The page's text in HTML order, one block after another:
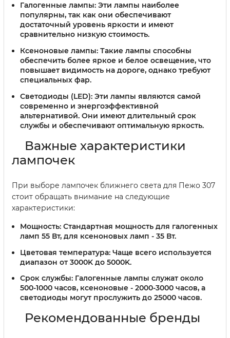
Галогенные лампы: Эти лампы наиболее
популярны, так как они обеспечивают
достаточный уровень яркости и имеют
сравнительно низкую стоимость.
Ксеноновые лампы: Такие лампы способны
обеспечить более яркое и белое освещение, что
повышает видимость на дороге, однако требуют
специальных фар.
Светодиоды (LED): Эти лампы являются самой
современно и энергоэффективной
альтернативой. Они имеют длительный срок
службы и обеспечивают оптимальную яркость.
Важные характеристики
лампочек
При выборе лампочек ближнего света для Пежо 307
стоит обращать внимание на следующие
характеристики:
Мощность: Стандартная мощность для галогенных
ламп 55 Вт, для ксеноновых ламп - 35 Вт.
Цветовая температура: Чаще всего используется
диапазон от 3000K до 5000K.
Срок службы: Галогенные лампы служат около
500-1000 часов, ксеноновые - 2000-3000 часов, а
светодиоды могут прослужить до 25000 часов.
Рекомендованные бренды